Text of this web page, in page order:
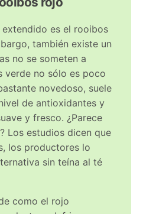
es el rooibos
también existe un
no se someten a
verde no sólo es poco
novedoso, suele
de antioxidantes y
y fresco. ¿Parece
Los estudios dicen que
los productores lo
sin teína al té
como el rojo